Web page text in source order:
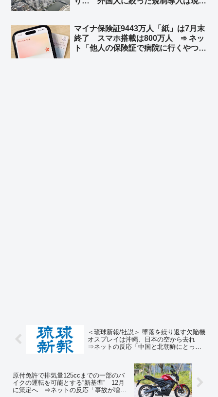
て規制しろ」
マイナ保険証9443万人「紙」は7月末
終了 スマホ搭載は800万人 ➾ ネッ
ト「他人の保険証で病院に行くやつ、
＜琉球新報/社説＞ 墜落を繰り返す欠陥機
オスプレイは沖縄、日本の空から去れ
⇒ネットの反応「中国と北朝鮮にとって
原付免許で排気量125ccまでの一部のバ
イクの運転を可能とする“新基準” 12月
に策定へ ⇒ネットの反応「事故が増え